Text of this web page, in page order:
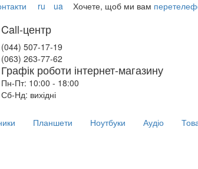
ru ua Хочете, щоб ми вам
Call-центр
(044) 507-17-19
(063) 263-77-62
Графік роботи інтернет-магазину
Пн-Пт: 10:00 - 18:00
Сб-Нд: вихідні
Планшети Ноутбуки Аудіо